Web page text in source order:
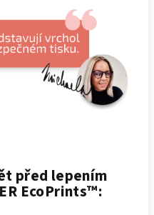
před lepením
EcoPrints™: